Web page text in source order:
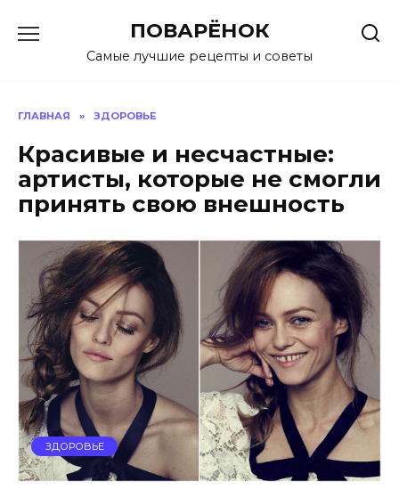
содержанию
ПОВАРЁНОК
Самые лучшие рецепты и советы
ГЛАВНАЯ » ЗДОРОВЬЕ
Красивые и несчастные:
артисты, которые не смогли
принять свою внешность
ЗДОРОВЬЕ